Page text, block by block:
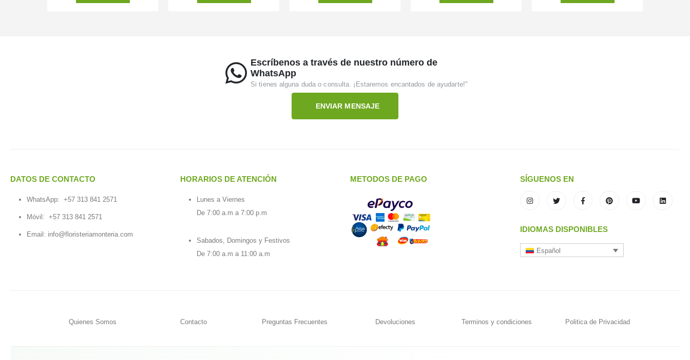
Escríbenos a través de nuestro número de
WhatsApp
Si tienes alguna duda o consulta. ¡Estaremos encantados de ayudarte!"
ENVIAR MENSAJE
DATOS DE CONTACTO
WhatsApp: +57 313 841 2571
Móvil: +57 313 841 2571
Email: info@floristeriamonteria.com
HORARIOS DE ATENCIÓN
Lunes a Viernes
De 7:00 a.m a 7:00 p.m
Sabados, Domingos y Festivos
De 7:00 a.m a 11:00 a.m
METODOS DE PAGO SÍGUENOS EN
IDIOMAS DISPONIBLES
Español
Quienes Somos Contacto Preguntas Frecuentes Devoluciones Terminos y condiciones Politica de Privacidad